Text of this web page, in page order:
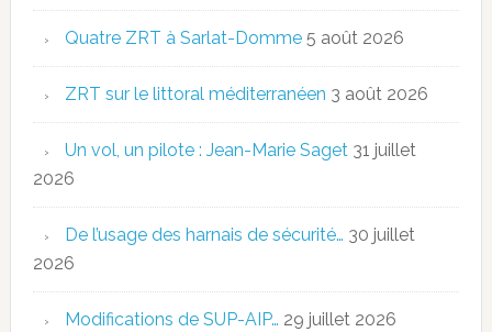
Quatre ZRT à Sarlat-Domme 5 août 2026
ZRT sur le littoral méditerranéen 3 août 2026
Un vol, un pilote : Jean-Marie Saget 31 juillet
2026
De l’usage des harnais de sécurité… 30 juillet
2026
Modifications de SUP-AIP… 29 juillet 2026